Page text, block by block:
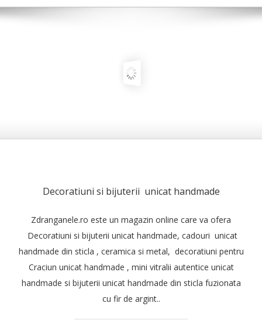
Decoratiuni si bijuterii unicat handmade
Zdranganele.ro este un magazin online care va ofera
Decoratiuni si bijuterii unicat handmade, cadouri unicat
handmade din sticla , ceramica si metal, decoratiuni pentru
Craciun unicat handmade , mini vitralii autentice unicat
handmade si bijuterii unicat handmade din sticla fuzionata
cu fir de argint..